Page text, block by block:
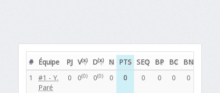
# Équipe PJ V(x) D(x) N PTS SEQ BP BC BN
1
#1 - Y.
Paré
0 0(0) 0(0) 0 0 0 0 0 0